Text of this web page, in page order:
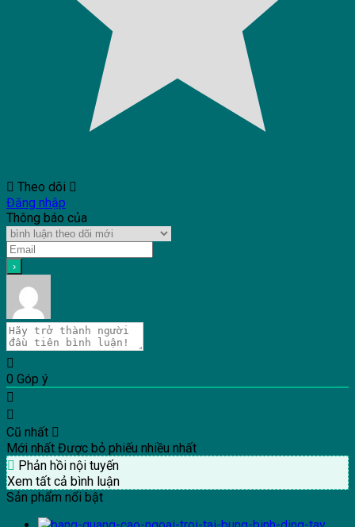
Theo dõi
Đăng nhập
Thông báo của
0 Góp ý
Cũ nhất
Mới nhất Được bỏ phiếu nhiều nhất
Phản hồi nội tuyến
Xem tất cả bình luận
Sản phẩm nổi bật